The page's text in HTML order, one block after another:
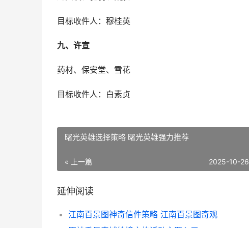
目标收件人：穆桂英
九、许宣
药材、保安堂、雪花
目标收件人：白素贞
曙光英雄选择策略 曙光英雄强力推荐
« 上一篇 2025-10-26
延伸阅读
江南百景图神奇信件策略 江南百景图奇观